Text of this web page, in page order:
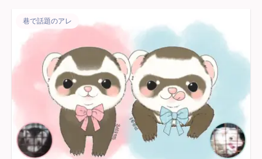
巷で話題のアレ